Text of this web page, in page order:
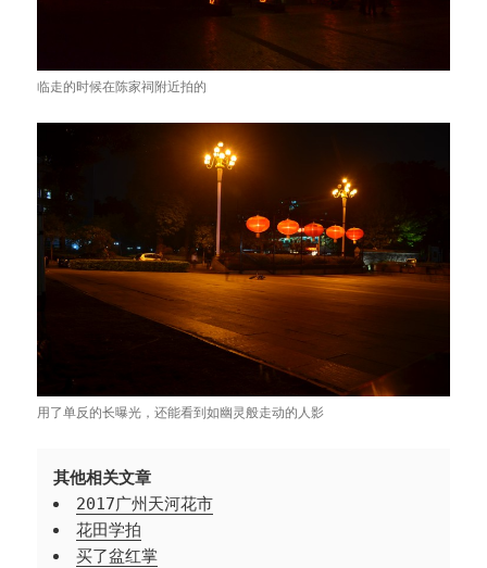
临走的时候在陈家祠附近拍的
用了单反的长曝光，还能看到如幽灵般走动的人影
其他相关文章
2017广州天河花市
花田学拍
买了盆红掌